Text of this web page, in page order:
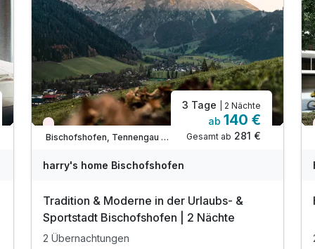
Wieder frei ab September
Bischofshofen, Tennengau / Dachstein West
3 Tage | 2 Nächte
ab 140 €
Gesamt ab 281 €
harry's home Bischofshofen
Tradition & Moderne in der Urlaubs- &
Sportstadt Bischofshofen | 2 Nächte
2 Übernachtungen